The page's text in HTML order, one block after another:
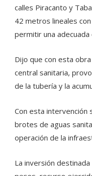
calles Piracanto y
42 metros lineales
permitir una adecuada
Dijo que con esta
central sanitaria,
de la tubería y la
Con esta intervención
brotes de aguas
operación de la
La inversión